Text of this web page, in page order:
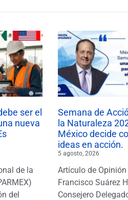
ser el
nueva
de la
del
Semana de
la Naturaleza
México decide
ideas en acción.
5 agosto, 2026
Artículo de
Francisco Suárez
Consejero